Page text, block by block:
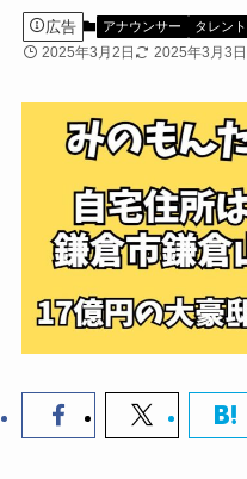
広告 アナウンサー タレン
2025年3月2日 2025年3月3日